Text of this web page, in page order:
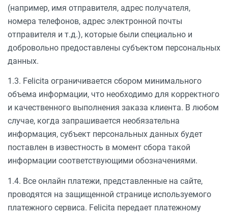
(например, имя отправителя, адрес получателя,
номера телефонов, адрес электронной почты
отправителя и т.д.), которые были специально и
добровольно предоставлены субъектом персональных
данных.
1.3. Felicita ограничивается сбором минимального
объема информации, что необходимо для корректного
и качественного выполнения заказа клиента. В любом
случае, когда запрашивается необязательна
информация, субъект персональных данных будет
поставлен в известность в момент сбора такой
информации соответствующими обозначениями.
1.4. Все онлайн платежи, представленные на сайте,
проводятся на защищенной странице используемого
платежного сервиса. Felicita передает платежному